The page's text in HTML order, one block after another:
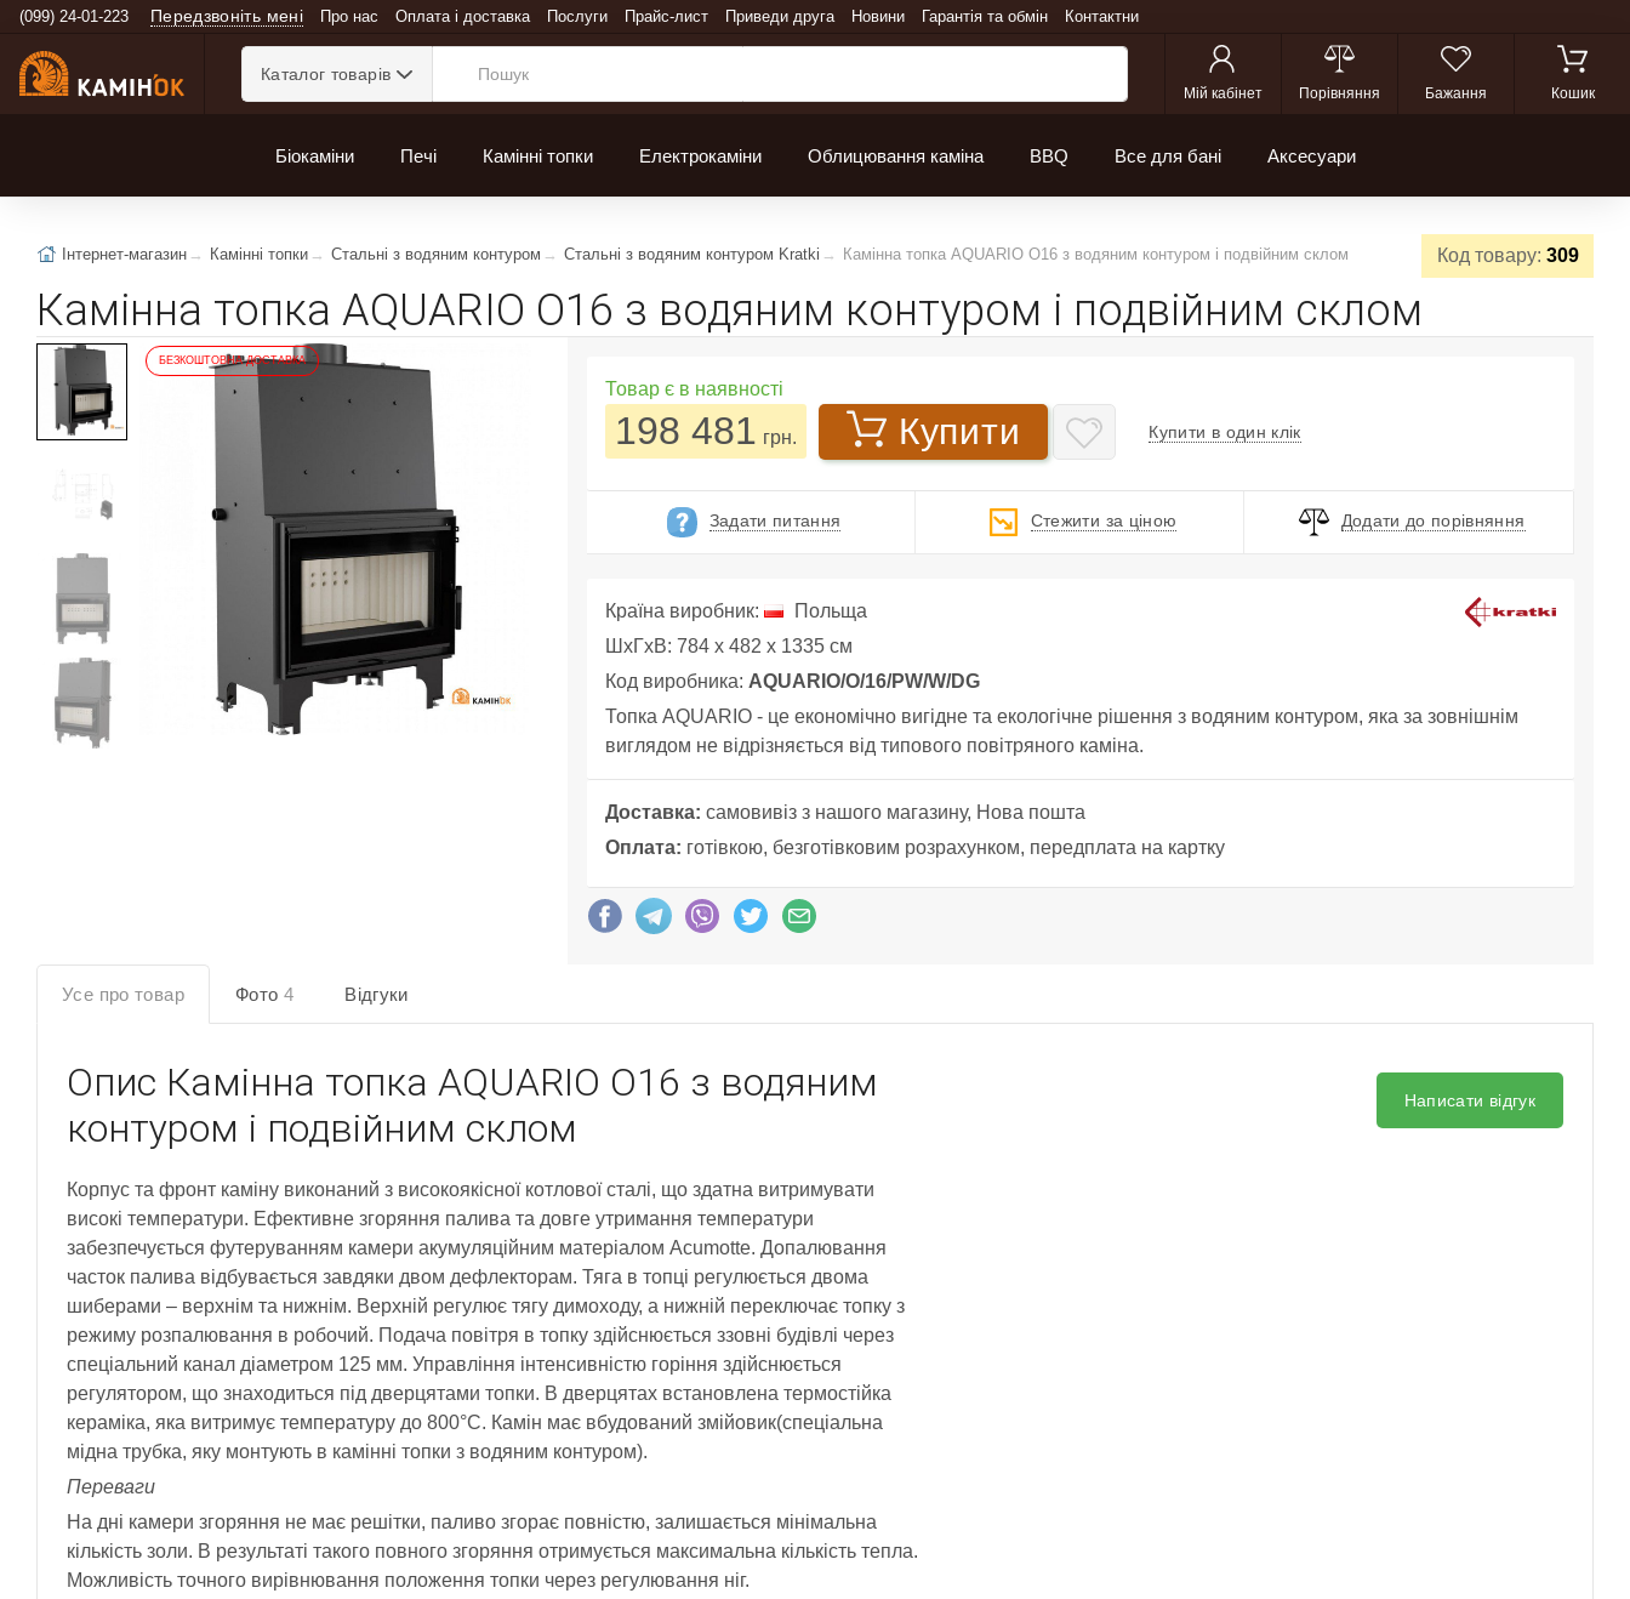
(099) 24-01-223 Передзвоніть мені Про нас Оплата і доставка Послуги Прайс-лист Приведи друга Новини Гарантія та обмін Контактни
Каталог товарів
Мій кабінет Порівняння Бажання Кошик
Біокаміни Печі Камінні топки Електрокаміни Облицювання каміна BBQ Все для бані Аксесуари
Код товару: 309
Інтернет-магазин Камінні топки Стальні з водяним контуром Стальні з водяним контуром Kratki Камінна топка AQUARIO O16 з водяним контуром і подвійним склом
Камінна топка AQUARIO O16 з водяним контуром і подвійним склом
БЕЗКОШТОВНА ДОСТАВКА
Товар є в наявності
198 481 грн. Купити Купити в один клік
Задати питання Стежити за ціною Додати до порівняння
Країна виробник:
Польща
ШхГхВ: 784 x 482 x 1335 см
Код виробника: AQUARIO/O/16/PW/W/DG
Топка AQUARIO - це економічно вигідне та екологічне рішення з водяним контуром, яка за зовнішнім
виглядом не відрізняється від типового повітряного каміна.
Доставка: самовивіз з нашого магазину, Нова пошта
Оплата: готівкою, безготівковим розрахунком, передплата на картку
Усе про товар Фото 4 Відгуки
Опис Камінна топка AQUARIO O16 з водяним
контуром і подвійним склом
Корпус та фронт каміну виконаний з високоякісної котлової сталі, що здатна витримувати
високі температури. Ефективне згоряння палива та довге утримання температури
забезпечується футеруванням камери акумуляційним матеріалом Acumotte. Допалювання
часток палива відбувається завдяки двом дефлекторам. Тяга в топці регулюється двома
шиберами – верхнім та нижнім. Верхній регулює тягу димоходу, а нижній переключає топку з
режиму розпалювання в робочий. Подача повітря в топку здійснюється ззовні будівлі через
спеціальний канал діаметром 125 мм. Управління інтенсивністю горіння здійснюється
регулятором, що знаходиться під дверцятами топки. В дверцятах встановлена термостійка
кераміка, яка витримує температуру до 800°C. Камін має вбудований змійовик(спеціальна
мідна трубка, яку монтують в камінні топки з водяним контуром).
Переваги
На дні камери згоряння не має решітки, паливо згорає повністю, залишається мінімальна
кількість золи. В результаті такого повного згоряння отримується максимальна кількість тепла.
Можливість точного вирівнювання положення топки через регулювання ніг.
Написати відгук